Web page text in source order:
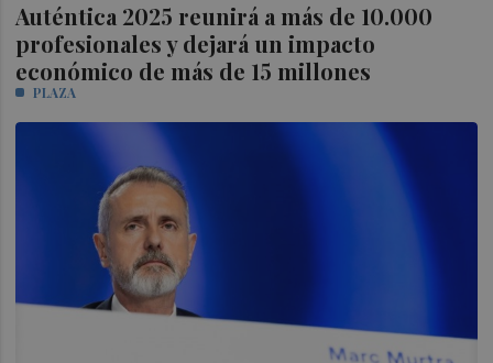
Auténtica 2025 reunirá a más de 10.000
profesionales y dejará un impacto
económico de más de 15 millones
PLAZA